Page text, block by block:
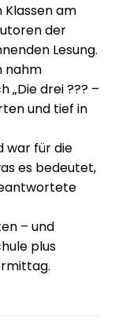
am
der
Lesung.
nahm
„Die drei ??? –
und tief in
war für die
es bedeutet,
– und
plus